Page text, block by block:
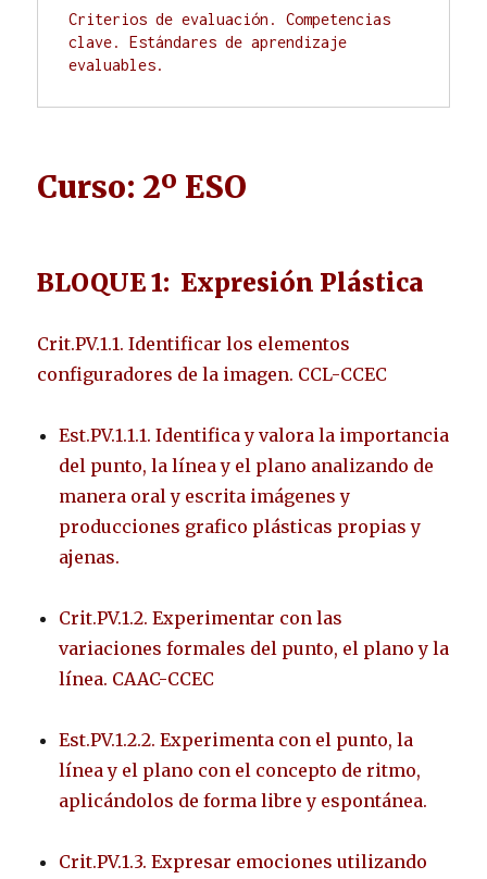
Criterios de evaluación. Competencias
clave. Estándares de aprendizaje
Curso: 2º ESO
BLOQUE 1: Expresión Plástica
Crit.PV.1.1. Identificar los elementos
configuradores de la imagen. CCL-CCEC
Est.PV.1.1.1. Identifica y valora la importancia
del punto, la línea y el plano analizando de
manera oral y escrita imágenes y
producciones grafico plásticas propias y
ajenas.
Crit.PV.1.2. Experimentar con las
variaciones formales del punto, el plano y la
línea. CAAC-CCEC
Est.PV.1.2.2. Experimenta con el punto, la
línea y el plano con el concepto de ritmo,
aplicándolos de forma libre y espontánea.
Crit.PV.1.3. Expresar emociones utilizando